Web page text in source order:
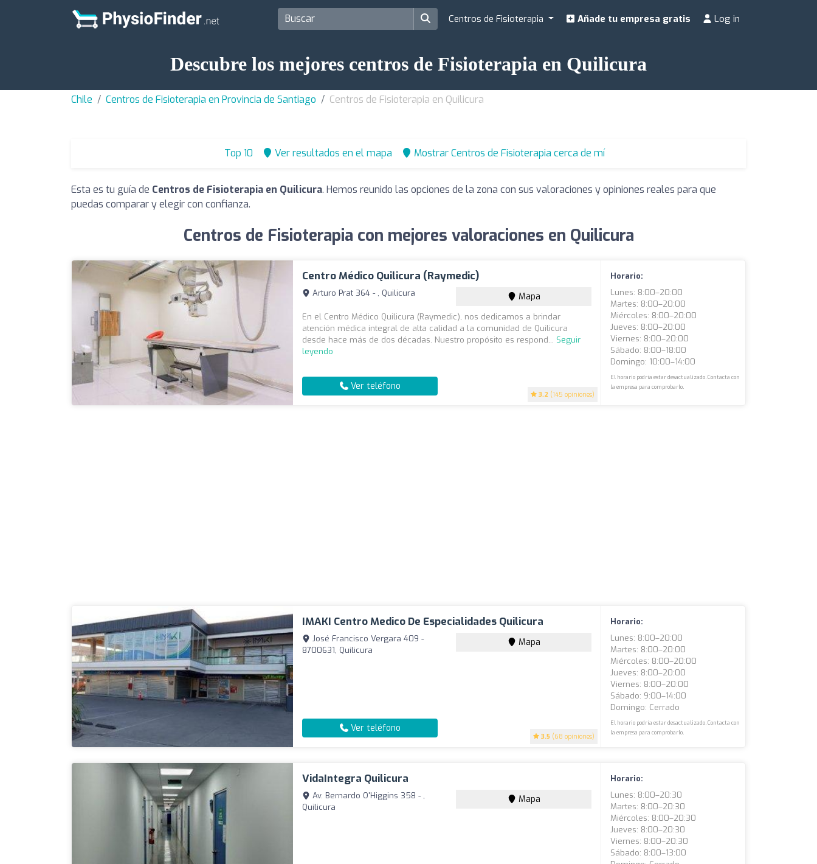
Centros de Fisioterapia Añade tu empresa gratis Log in
Descubre los mejores centros de Fisioterapia en Quilicura
Chile Centros de Fisioterapia en Provincia de Santiago Centros de Fisioterapia en Quilicura
Top 10 Ver resultados en el mapa Mostrar Centros de Fisioterapia cerca de mí
Esta es tu guía de Centros de Fisioterapia en Quilicura. Hemos reunido las opciones de la zona con sus valoraciones y opiniones reales para que
puedas comparar y elegir con confianza.
Centros de Fisioterapia con mejores valoraciones en Quilicura
Centro Médico Quilicura (Raymedic)
3.2 (145 opiniones)
Arturo Prat 364 - , Quilicura Mapa
En el Centro Médico Quilicura (Raymedic), nos dedicamos a brindar
atención médica integral de alta calidad a la comunidad de Quilicura
desde hace más de dos décadas. Nuestro propósito es respond... Seguir
leyendo
Ver teléfono
Horario:
Lunes: 8:00–20:00
Martes: 8:00–20:00
Miércoles: 8:00–20:00
Jueves: 8:00–20:00
Viernes: 8:00–20:00
Sábado: 8:00–18:00
Domingo: 10:00–14:00
El horario podría estar desactualizado. Contacta con
la empresa para comprobarlo.
IMAKI Centro Medico De Especialidades Quilicura
3.5 (68 opiniones)
José Francisco Vergara 409 -
8700631, Quilicura
Mapa
Ver teléfono
Horario:
Lunes: 8:00–20:00
Martes: 8:00–20:00
Miércoles: 8:00–20:00
Jueves: 8:00–20:00
Viernes: 8:00–20:00
Sábado: 9:00–14:00
Domingo: Cerrado
El horario podría estar desactualizado. Contacta con
la empresa para comprobarlo.
VidaIntegra Quilicura
Av. Bernardo O'Higgins 358 - ,
Quilicura
Mapa
Horario:
Lunes: 8:00–20:30
Martes: 8:00–20:30
Miércoles: 8:00–20:30
Jueves: 8:00–20:30
Viernes: 8:00–20:30
Sábado: 8:00–13:00